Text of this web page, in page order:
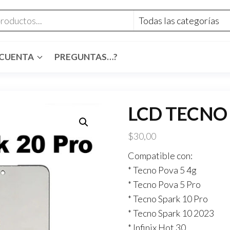
PREGUNTAS…?
LCD
$30,00
Compatible con:
* Tecno Pova 5 4g
* Tecno Pova 5 Pro
* Tecno Spark 10 Pro
* Tecno Spark 10 2023
* Infinix Hot 30